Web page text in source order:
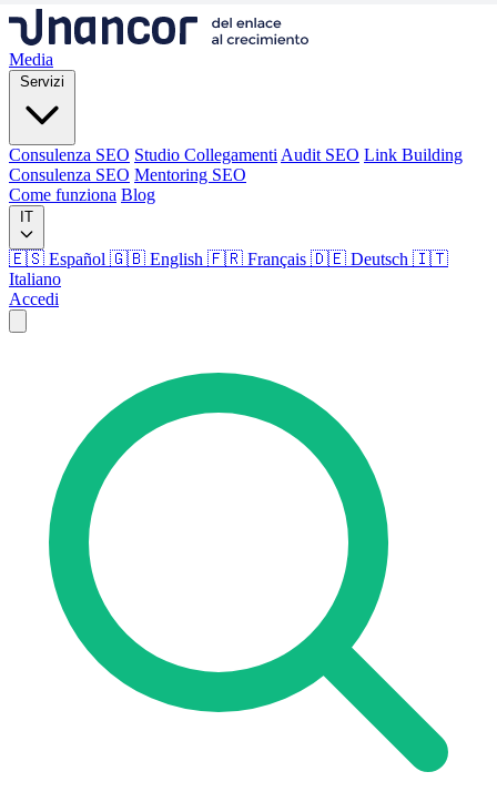
Media
Servizi
Consulenza SEO Studio Collegamenti Audit SEO Link Building
Consulenza SEO Mentoring SEO
Come funziona Blog
IT
🇪🇸 Español 🇬🇧 English 🇫🇷 Français 🇩🇪 Deutsch 🇮🇹
Italiano
Accedi
Consulenza SEO Studio Collegamenti Audit SEO
Consulenza SEO
Come funziona
Lingua
🇪🇸 ES
🇬🇧 EN
Accedi